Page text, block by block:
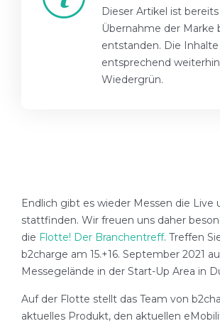
Dieser Artikel ist
Übernahme der Marke
entstanden. Die
entsprechend
Wiedergrün.
Endlich gibt es wieder Messen die Live
stattfinden. Wir freuen uns daher
die Flotte! Der Branchentreff. Treffen
b2charge am 15.+16. September 2021
Messegelände in der Start-Up Area in
Auf der Flotte stellt das Team von
aktuelles Produkt, den aktuellen